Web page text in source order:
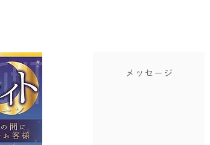
メッセージ